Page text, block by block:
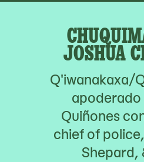
JOSHUA
Q'iwanakaxa/
apoderado
Quiñones
chief of
Shepard,